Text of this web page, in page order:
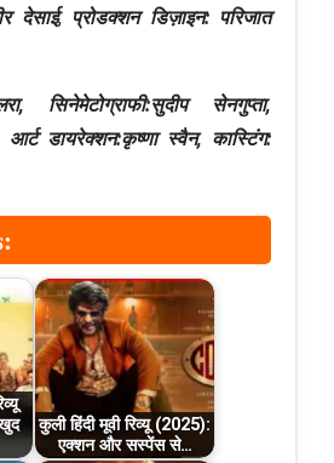
देसाई, प्रोडक्शन डिज़ाइन:परिजात
सिनेमेटोग्राफी:सुदीप सेनगुप्ता,
आर्ट डायरेक्शन:कृष्णा स्वैन, कास्टिंग:
कुली हिंदी मूवी रिव्यू (2025):
एक्शन और सस्पेंस से…